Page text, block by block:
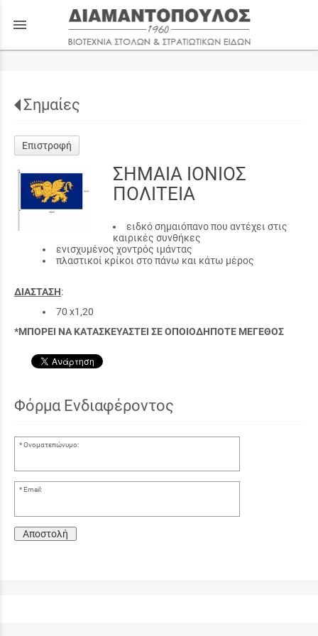
menu
Σημαίες
Επιστροφή
ΣΗΜΑΙΑ ΙΟΝΙΟΣ
ΠΟΛΙΤΕΙΑ
ειδκό σημαιόπανο που αντέχει στις
καιρικές συνθήκες
ενισχυμένος χοντρός ιμάντας
πλαστικοί κρίκοι στο πάνω και κάτω μέρος
ΔΙΑΣΤΑΣΗ:
70 x1,20
*ΜΠΟΡΕΙ ΝΑ ΚΑΤΑΣΚΕΥΑΣΤΕΙ ΣΕ ΟΠΟΙΟΔΗΠΟΤΕ ΜΕΓΕΘΟΣ
Φόρμα Ενδιαφέροντος
Ονοματεπώνυμο:
Email:
Αποστολή